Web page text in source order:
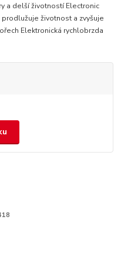
a delší životností Electronic
životnost a zvyšuje
Elektronická rychlobrzda